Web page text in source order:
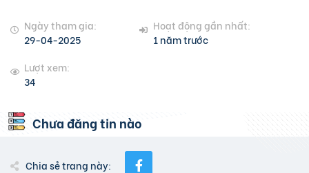
Ngày tham gia:
29-04-2025
Hoạt động gần nhất:
1 năm trước
Lượt xem:
34
Chưa đăng tin nào
Chia sẻ trang này: